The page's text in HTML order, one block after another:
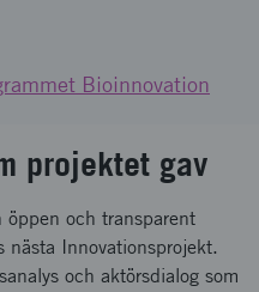
Bioinnovation
projektet gav
och transparent
nästa Innovationsprojekt.
och aktörsdialog som